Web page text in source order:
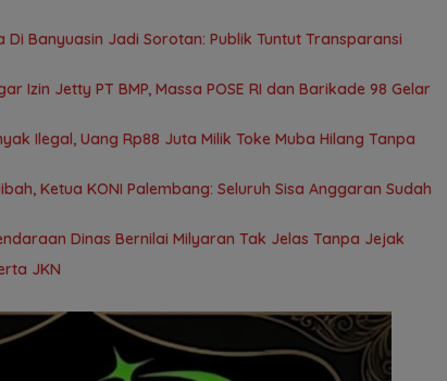
Banyuasin Jadi Sorotan: Publik Tuntut Transparansi
Izin Jetty PT BMP, Massa POSE RI dan Barikade 98 Gelar
Ilegal, Uang Rp88 Juta Milik Toke Muba Hilang Tanpa
Ketua KONI Palembang: Seluruh Sisa Anggaran Sudah
Dinas Bernilai Milyaran Tak Jelas Tanpa Jejak
JKN